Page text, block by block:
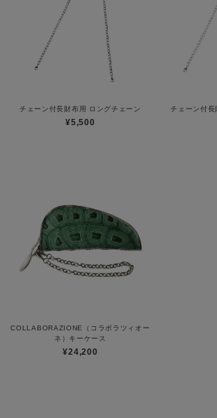
チェーン付長財布用 ロングチェーン
¥5,500
チェーン付長
COLLABORAZIONE（コラボラツィオー
ネ）キーケース
¥24,200